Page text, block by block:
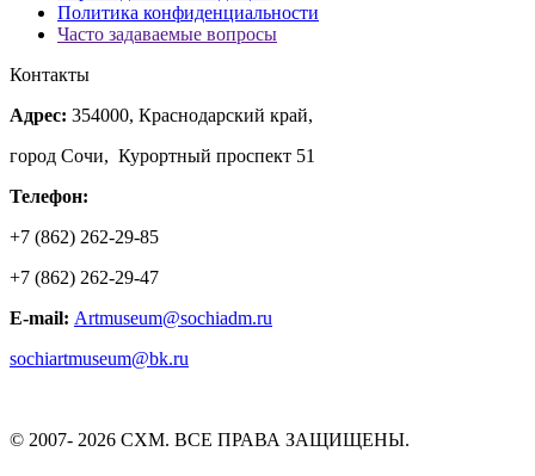
Политика конфиденциальности
Часто задаваемые вопросы
Контакты
Адрес: 354000, Краснодарский край,
город Сочи, Курортный проспект 51
Телефон:
+7 (862) 262-29-85
+7 (862) 262-29-47
E-mail: Artmuseum@sochiadm.ru
sochiartmuseum@bk.ru
© 2007- 2026 СХМ. ВСЕ ПРАВА ЗАЩИЩЕНЫ.